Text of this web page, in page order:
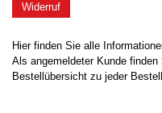
Widerruf
Hier finden Sie alle
Als angemeldeter Kunde
Bestellübersicht zu jeder